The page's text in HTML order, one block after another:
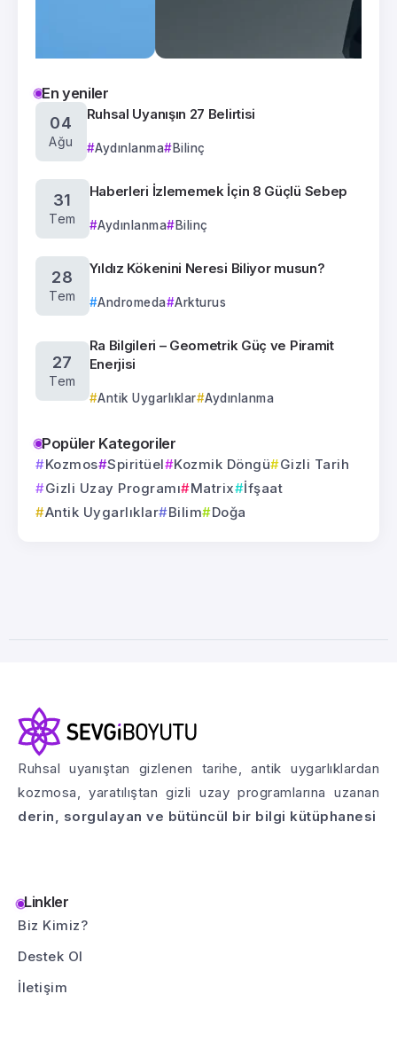
En yeniler
04
Ağu
Ruhsal Uyanışın 27 Belirtisi
Aydınlanma Bilinç
31
Tem
Haberleri İzlememek İçin 8 Güçlü Sebep
Aydınlanma Bilinç
28
Tem
Yıldız Kökenini Neresi Biliyor musun?
Andromeda Arkturus
27
Tem
Ra Bilgileri – Geometrik Güç ve Piramit
Enerjisi
Antik Uygarlıklar Aydınlanma
Popüler Kategoriler
Kozmos Spiritüel Kozmik Döngü
Gizli Tarih
Gizli Uzay Programı
Matrix
İfşaat
Antik Uygarlıklar
Bilim Doğa
Ruhsal uyanıştan gizlenen tarihe, antik uygarlıklardan
kozmosa, yaratılıştan gizli uzay programlarına uzanan
derin, sorgulayan ve bütüncül bir bilgi kütüphanesi
Linkler
Biz Kimiz?
Destek Ol
İletişim